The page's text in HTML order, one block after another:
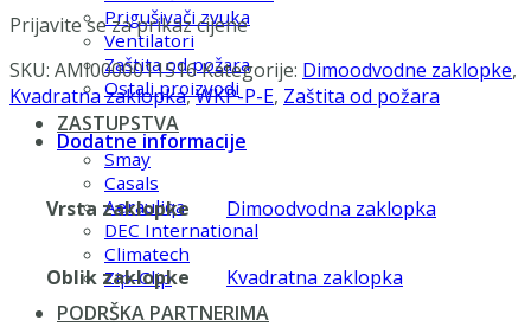
Prigušivači zvuka
Ventilatori
Zaštita od požara
Ostali proizvodi
ZASTUPSTVA
Smay
Casals
Aerauliqa
DEC International
Climatech
Zip-Clip
PODRŠKA PARTNERIMA
Prijavite se za prikaz cijene
SKU: AMI0000011516Kategorije: Dimoodvodne zaklopke,
Kvadratna zaklopka,WKP-P-E, Zaštita od požara
Dodatne informacije
Vrsta zaklopke Dimoodvodna zaklopka
Oblik zaklopke Kvadratna zaklopka